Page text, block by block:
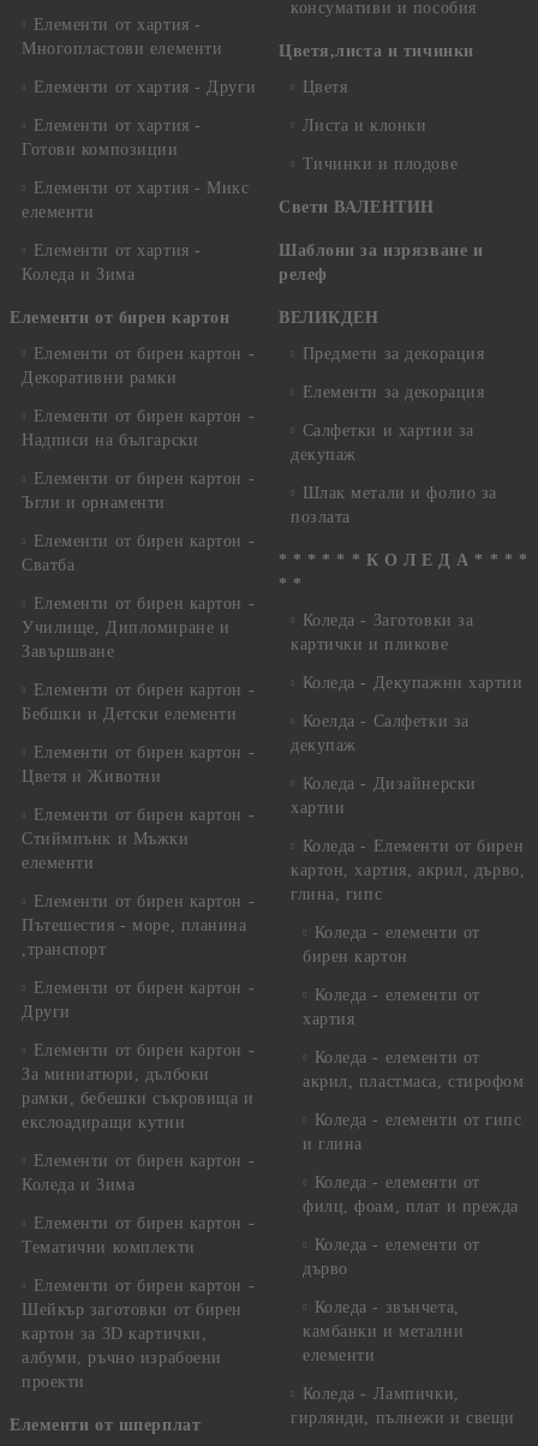
Елементи от хартия -
Многопластови елементи
Елементи от хартия - Други
Елементи от хартия -
Готови композиции
Елементи от хартия - Микс
елементи
Елементи от хартия -
Коледа и Зима
Елементи от бирен картон
Елементи от бирен картон -
Декоративни рамки
Елементи от бирен картон -
Надписи на български
Елементи от бирен картон -
Ъгли и орнаменти
Елементи от бирен картон -
Сватба
Елементи от бирен картон -
Училище, Дипломиране и
Завършване
Елементи от бирен картон -
Бебшки и Детски елементи
Елементи от бирен картон -
Цветя и Животни
Елементи от бирен картон -
Стиймпънк и Мъжки
елементи
Елементи от бирен картон -
Пътешестия - море, планина
,транспорт
Елементи от бирен картон -
Други
Елементи от бирен картон -
За миниатюри, дълбоки
рамки, бебешки съкровища и
екслоадиращи кутии
Елементи от бирен картон -
Коледа и Зима
Елементи от бирен картон -
Тематични комплекти
Елементи от бирен картон -
Шейкър заготовки от бирен
картон за 3D картички,
албуми, ръчно израбоени
проекти
Елементи от шперплат
консумативи и пособия
Цветя,листа и тичинки
Цветя
Листа и клонки
Тичинки и плодове
Свети ВАЛЕНТИН
Шаблони за изрязване и
релеф
ВЕЛИКДЕН
Предмети за декорация
Елементи за декорация
Салфетки и хартии за
декупаж
Шлак метали и фолио за
позлата
* * * * * * К О Л Е Д А * * * *
* *
Коледа - Заготовки за
картички и пликове
Коледа - Декупажни хартии
Коелда - Салфетки за
декупаж
Коледа - Дизайнерски
хартии
Коледа - Eлементи от бирен
картон, хартия, акрил, дърво,
глина, гипс
Коледа - елементи от
бирен картон
Коледа - елементи от
хартия
Коледа - елементи от
акрил, пластмаса, стирофом
Коледа - елементи от гипс
и глина
Коледа - елементи от
филц, фоам, плат и прежда
Коледа - елементи от
дърво
Коледа - звънчета,
камбанки и метални
елементи
Коледа - Лампички,
гирлянди, пълнежи и свещи